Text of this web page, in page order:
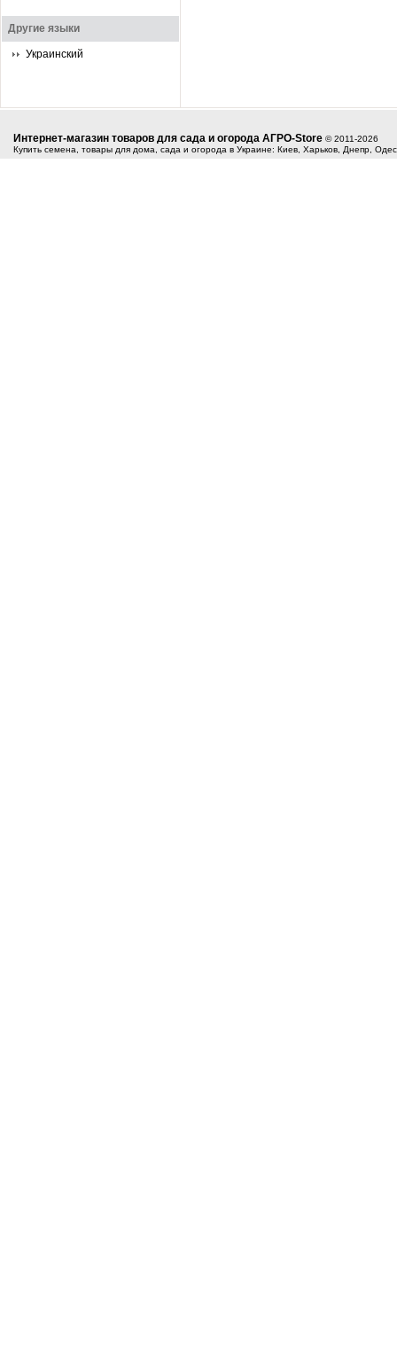
Другие языки
Украинский
Интернет-магазин товаров для сада и огорода АГРО-Store © 2011-2026
Купить семена, товары для дома, сада и огорода в Украине: Киев, Харьков, Днепр,